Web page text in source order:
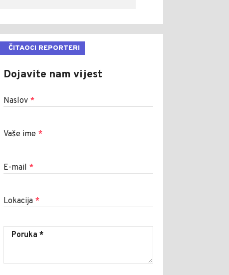
ČITAOCI REPORTERI
Dojavite nam vijest
Naslov *
Vaše ime *
E-mail *
Lokacija *